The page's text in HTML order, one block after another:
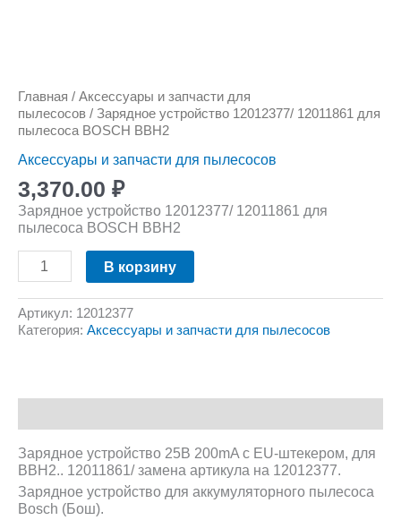
Главная / Аксессуары и запчасти для
пылесосов / Зарядное устройство 12012377/ 12011861 для
пылесоса BOSCH BBH2
Аксессуары и запчасти для пылесосов
3,370.00 ₽
Зарядное устройство 12012377/ 12011861 для
пылесоса BOSCH BBH2
В корзину
Артикул: 12012377
Категория: Аксессуары и запчасти для пылесосов
Зарядное устройство 25В 200mA с EU-штекером, для
BBH2.. 12011861/ замена артикула на 12012377.
Зарядное устройство для аккумуляторного пылесоса
Bosch (Бош).